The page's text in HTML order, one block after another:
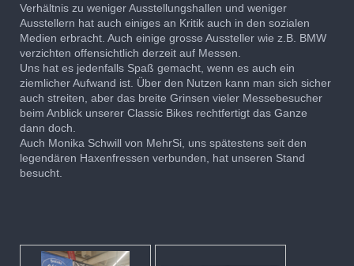
Verhältnis zu weniger Ausstellungshallen und weniger
Ausstellern hat auch einiges an Kritik auch in den sozialen
Medien erbracht. Auch einige grosse Aussteller wie z.B. BMW
verzichten offensichtlich derzeit auf Messen.
Uns hat es jedenfalls Spaß gemacht, wenn es auch ein
ziemlicher Aufwand ist. Über den Nutzen kann man sich sicher
auch streiten, aber das breite Grinsen vieler Messebesucher
beim Anblick unserer Classic Bikes rechtfertigt das Ganze
dann doch.
Auch Monika Schwill von MehrSi, uns spätestens seit den
legendären Haxenfressen verbunden, hat unseren Stand
besucht.